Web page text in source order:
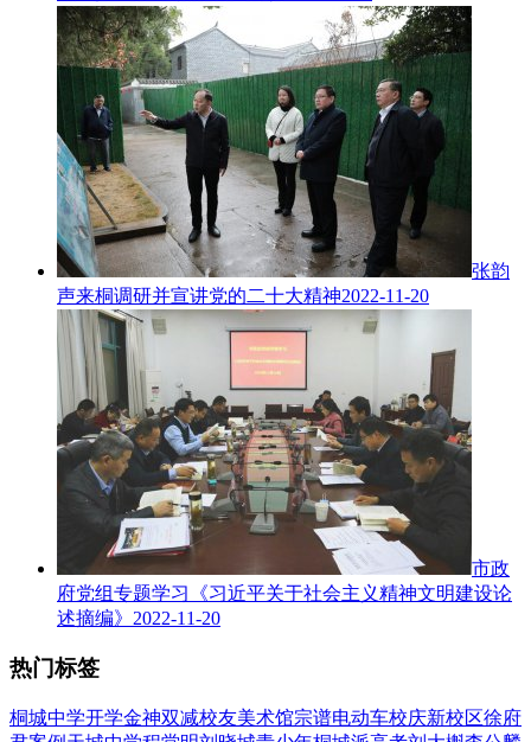
张韵
声来桐调研并宣讲党的二十大精神2022-11-20
市政
府党组专题学习《习近平关于社会主义精神文明建设论
述摘编》 2022-11-20
热门标签
桐城中学开学金神双减校友美术馆宗谱电动车校庆新校区徐府